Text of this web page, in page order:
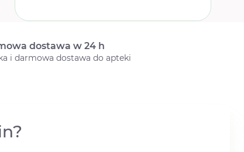
dostawa w 24 h
i darmowa dostawa do apteki